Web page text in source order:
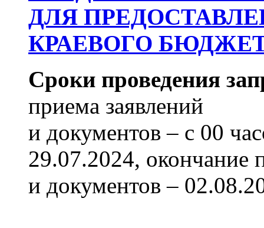
ДЛЯ
КРАЕВОГО БЮДЖЕТА
Сроки проведения
приема заявлений
и документов – с 00
29.07.2024, окончание
и документов –